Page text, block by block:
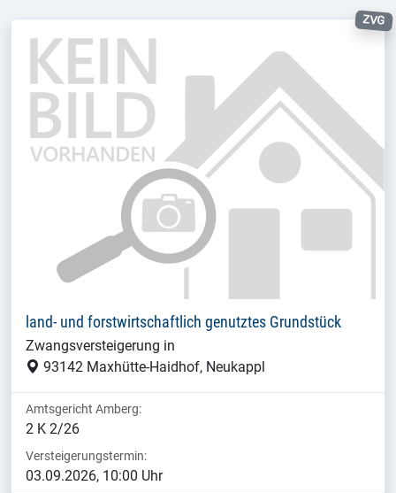
ZVG
land- und forstwirtschaftlich genutztes Grundstück
Zwangsversteigerung in
93142 Maxhütte-Haidhof, Neukappl
Amtsgericht Amberg:
2 K 2/26
Versteigerungstermin:
03.09.2026, 10:00 Uhr